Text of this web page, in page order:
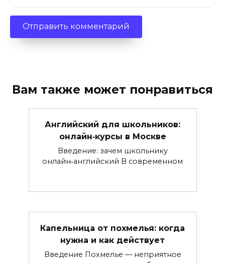
Вам также может понравиться
Английский для школьников:
онлайн‑курсы в Москве
Введение: зачем школьнику
онлайн‑английский В современном
Капельница от похмелья: когда
нужна и как действует
Введение Похмелье — неприятное